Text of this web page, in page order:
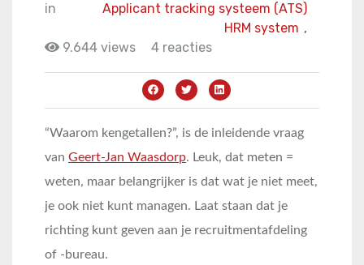
in
Applicant tracking systeem (ATS)
HRM system ,
9.644 views
4 reacties
“Waarom kengetallen?”, is de inleidende vraag
van Geert-Jan Waasdorp. Leuk, dat meten =
weten, maar belangrijker is dat wat je niet meet,
je ook niet kunt managen. Laat staan dat je
richting kunt geven aan je recruitmentafdeling
of -bureau.